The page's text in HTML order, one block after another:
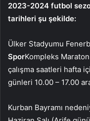
2023-2024 futbol
tarihleri ​​şu şekilde:
Ülker Stadyumu
SporKompleks
çalışma saatleri hafta
günleri 10.00 – 17.00
Kurban Bayramı